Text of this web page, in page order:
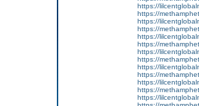
https://
https://
https://
https://
https://
https://
https://
https://
https://
https://
https://
https://
https://